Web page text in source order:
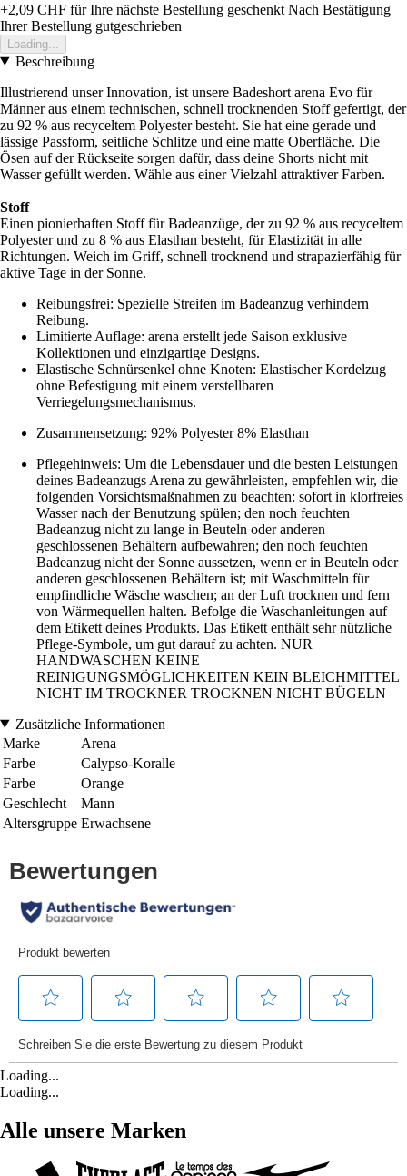
+2,09 CHF für Ihre nächste Bestellung geschenkt Nach Bestätigung
Ihrer Bestellung gutgeschrieben
Loading...
Beschreibung
Illustrierend unser Innovation, ist unsere Badeshort arena Evo für
Männer aus einem technischen, schnell trocknenden Stoff gefertigt, der
zu 92 % aus recyceltem Polyester besteht. Sie hat eine gerade und
lässige Passform, seitliche Schlitze und eine matte Oberfläche. Die
Ösen auf der Rückseite sorgen dafür, dass deine Shorts nicht mit
Wasser gefüllt werden. Wähle aus einer Vielzahl attraktiver Farben.
Stoff
Einen pionierhaften Stoff für Badeanzüge, der zu 92 % aus recyceltem
Polyester und zu 8 % aus Elasthan besteht, für Elastizität in alle
Richtungen. Weich im Griff, schnell trocknend und strapazierfähig für
aktive Tage in der Sonne.
Reibungsfrei: Spezielle Streifen im Badeanzug verhindern
Reibung.
Limitierte Auflage: arena erstellt jede Saison exklusive
Kollektionen und einzigartige Designs.
Elastische Schnürsenkel ohne Knoten: Elastischer Kordelzug
ohne Befestigung mit einem verstellbaren
Verriegelungsmechanismus.
Zusammensetzung: 92% Polyester 8% Elasthan
Pflegehinweis: Um die Lebensdauer und die besten Leistungen
deines Badeanzugs Arena zu gewährleisten, empfehlen wir, die
folgenden Vorsichtsmaßnahmen zu beachten: sofort in klorfreies
Wasser nach der Benutzung spülen; den noch feuchten
Badeanzug nicht zu lange in Beuteln oder anderen
geschlossenen Behältern aufbewahren; den noch feuchten
Badeanzug nicht der Sonne aussetzen, wenn er in Beuteln oder
anderen geschlossenen Behältern ist; mit Waschmitteln für
empfindliche Wäsche waschen; an der Luft trocknen und fern
von Wärmequellen halten. Befolge die Waschanleitungen auf
dem Etikett deines Produkts. Das Etikett enthält sehr nützliche
Pflege-Symbole, um gut darauf zu achten. NUR
HANDWASCHEN KEINE
REINIGUNGSMÖGLICHKEITEN KEIN BLEICHMITTEL
NICHT IM TROCKNER TROCKNEN NICHT BÜGELN
Zusätzliche Informationen
Marke
Arena
Farbe
Calypso-Koralle
Farbe
Orange
Geschlecht
Mann
Altersgruppe Erwachsene
Loading...
Loading...
Alle unsere Marken